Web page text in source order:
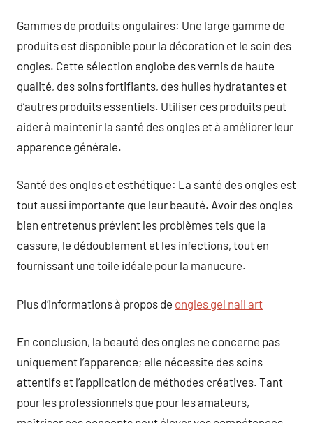
Gammes de produits ongulaires: Une large gamme de
produits est disponible pour la décoration et le soin des
ongles. Cette sélection englobe des vernis de haute
qualité, des soins fortifiants, des huiles hydratantes et
d’autres produits essentiels. Utiliser ces produits peut
aider à maintenir la santé des ongles et à améliorer leur
apparence générale.
Santé des ongles et esthétique: La santé des ongles est
tout aussi importante que leur beauté. Avoir des ongles
bien entretenus prévient les problèmes tels que la
cassure, le dédoublement et les infections, tout en
fournissant une toile idéale pour la manucure.
Plus d’informations à propos de ongles gel nail art
En conclusion, la beauté des ongles ne concerne pas
uniquement l’apparence; elle nécessite des soins
attentifs et l’application de méthodes créatives. Tant
pour les professionnels que pour les amateurs,